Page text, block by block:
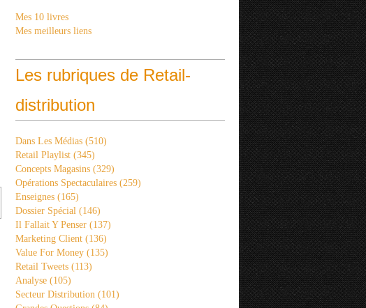
Mes 10 livres
Mes meilleurs liens
Les rubriques de Retail-
distribution
Dans Les Médias (510)
Retail Playlist (345)
Concepts Magasins (329)
Opérations Spectaculaires (259)
Enseignes (165)
Dossier Spécial (146)
Il Fallait Y Penser (137)
Marketing Client (136)
Value For Money (135)
Retail Tweets (113)
Analyse (105)
Secteur Distribution (101)